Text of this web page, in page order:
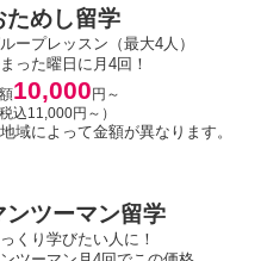
ためし留学
ープレッスン（最大4人）
った曜日に月4回！
10,000 円～
税込11,000円～）
域によって金額が異なります。
ンツーマン留学
っくり学びたい人に！